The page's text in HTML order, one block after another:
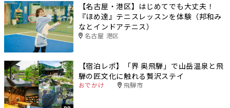
【名古屋・港区】はじめてでも大丈夫！
『ほめ達』テニスレッスンを体験（邦和み
なとインドアテニス）
名古屋 港区
【宿泊レポ】「界 奥飛騨」で山岳温泉と飛
騨の匠文化に触れる贅沢ステイ
おでかけ 飛騨市